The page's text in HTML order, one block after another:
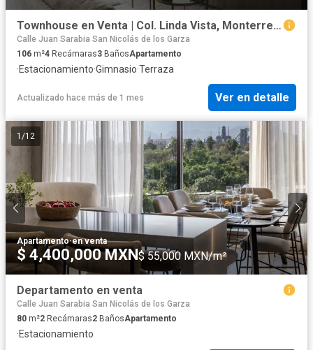
Townhouse en Venta | Col. Linda Vista, Monterrey, N
Calle Juan Sarabia San Nicolás de los Garza
106 m²4 Recámaras3 BañosApartamento
·Estacionamiento·Gimnasio·Terraza
Actualizado hace más de 1 mes Ver en detalle
1 /12
Apartamento·en venta
$ 4,400,000 MXN $ 55,000 MXN/m²
Departamento en venta
Calle Juan Sarabia San Nicolás de los Garza
80 m²2 Recámaras2 BañosApartamento
·Estacionamiento